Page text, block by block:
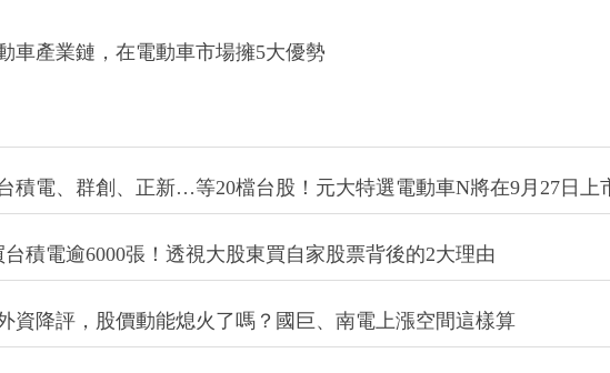
積電、群創、正新…等20檔台股！元大特選電動車N將在9月27日上市
資降評，股價動能熄火了嗎？國巨、南電上漲空間這樣算
車，我們要比印度人多花3倍錢？